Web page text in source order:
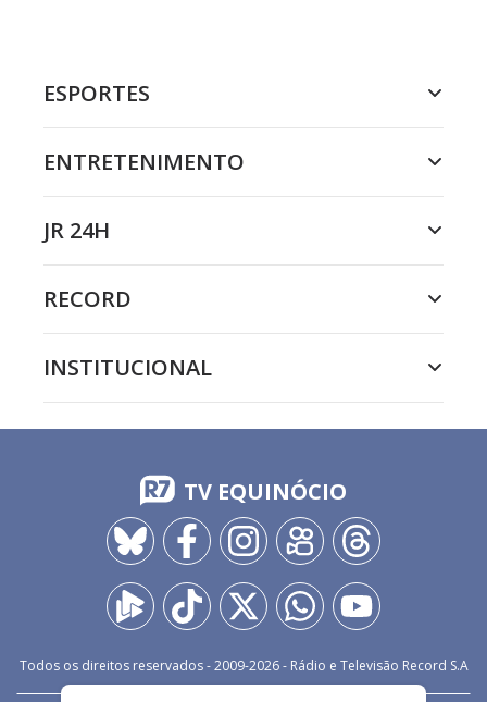
ESPORTES
ENTRETENIMENTO
JR 24H
RECORD
INSTITUCIONAL
TV EQUINÓCIO
Todos os direitos reservados - 2009-2026- Rádio e Televisão Record S.A